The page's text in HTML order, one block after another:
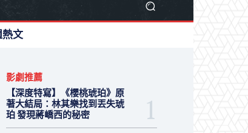
文
影劇推薦
【深度特寫】《櫻桃琥珀》原
著大結局：林其樂找到丟失琥
珀 發現蔣嶠西的秘密